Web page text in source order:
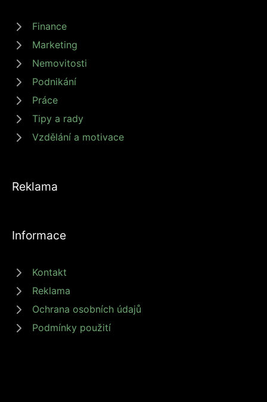
Finance
Marketing
Nemovitosti
Podnikání
Práce
Tipy a rady
Vzdělání a motivace
Reklama
Informace
Kontakt
Reklama
Ochrana osobních údajů
Podmínky použití